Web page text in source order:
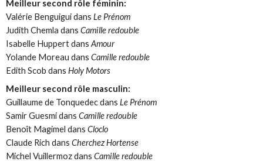
Meilleur second rôle féminin:
Valérie Benguigui dansLe Prénom
Judith Chemla dansCamille redouble
Isabelle Huppert dansAmour
Yolande Moreau dansCamille redouble
Edith Scob dansHoly Motors
Meilleur second rôle masculin:
Guillaume de Tonquedec dansLe Prénom
Samir Guesmi dansCamille redouble
Benoît Magimel dansCloclo
Claude Rich dansCherchez Hortense
Michel Vuillermoz dansCamille redouble